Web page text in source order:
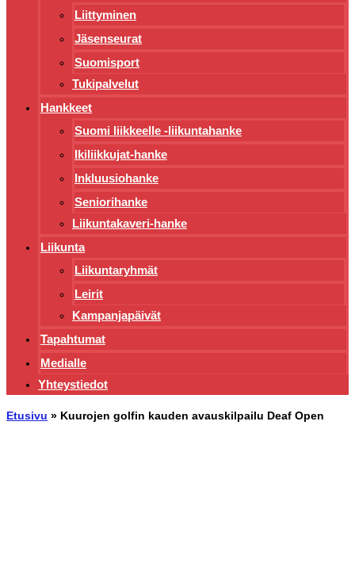
Liittyminen
Jäsenseurat
Suomisport
Tukipalvelut
Hankkeet
Suomi liikkeelle -liikuntahanke
Ikiliikkujat-hanke
Inkluusiohanke
Seniorihanke
Liikuntakaveri-hanke
Liikunta
Liikuntaryhmät
Leirit
Kampanjapäivät
Tapahtumat
Medialle
Yhteystiedot
Etusivu » Kuurojen golfin kauden avauskilpailu Deaf Open